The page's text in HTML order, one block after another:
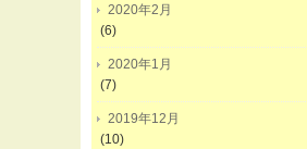
2020年2月
(6)
2020年1月
(7)
2019年12月
(10)